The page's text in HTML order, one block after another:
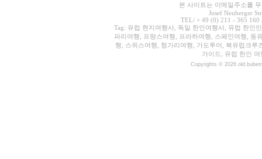
본 사이트는 이메일주소를
Josef Neuberger
TEL/ + 49 (0) 211 - 365 160
Tag: 유럽 현지여행사, 독일 한인여행사, 유럽 한인
파리여행, 프랑스여행, 프라하여행, 스페인여행, 동
행, 스위스여행, 헝가리여행, 가도투어, 북유럽크
가이드, 유럽 한인
Copyrights © 2026